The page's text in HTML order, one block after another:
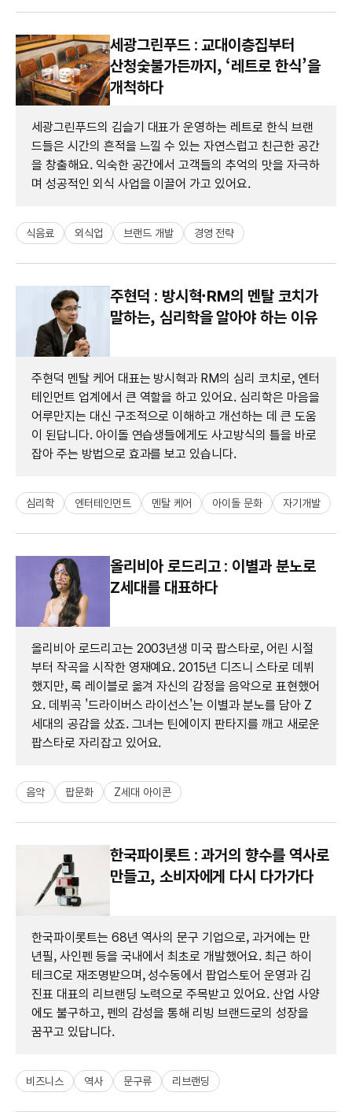
세광그린푸드 : 교대이층집부터
산청숯불가든까지, ‘레트로 한식’을
개척하다
세광그린푸드의 김슬기 대표가 운영하는 레트로 한식 브랜
드들은 시간의 흔적을 느낄 수 있는 자연스럽고 친근한 공간
을 창출해요. 익숙한 공간에서 고객들의 추억의 맛을 자극하
며 성공적인 외식 사업을 이끌어 가고 있어요.
식음료 외식업 브랜드 개발 경영 전략
주현덕 : 방시혁·RM의 멘탈 코치가
말하는, 심리학을 알아야 하는 이유
주현덕 멘탈 케어 대표는 방시혁과 RM의 심리 코치로, 엔터
테인먼트 업계에서 큰 역할을 하고 있어요. 심리학은 마음을
어루만지는 대신 구조적으로 이해하고 개선하는 데 큰 도움
이 된답니다. 아이돌 연습생들에게도 사고방식의 틀을 바로
잡아 주는 방법으로 효과를 보고 있습니다.
심리학 엔터테인먼트 멘탈 케어 아이돌 문화 자기개발
올리비아 로드리고 : 이별과 분노로
Z세대를 대표하다
올리비아 로드리고는 2003년생 미국 팝스타로, 어린 시절
부터 작곡을 시작한 영재예요. 2015년 디즈니 스타로 데뷔
했지만, 록 레이블로 옮겨 자신의 감정을 음악으로 표현했어
요. 데뷔곡 '드라이버스 라이선스'는 이별과 분노를 담아 Z
세대의 공감을 샀죠. 그녀는 틴에이지 판타지를 깨고 새로운
팝스타로 자리잡고 있어요.
음악 팝문화 Z세대 아이콘
한국파이롯트 : 과거의 향수를 역사로
만들고, 소비자에게 다시 다가가다
한국파이롯트는 68년 역사의 문구 기업으로, 과거에는 만
년필, 사인펜 등을 국내에서 최초로 개발했어요. 최근 하이
테크C로 재조명받으며, 성수동에서 팝업스토어 운영과 김
진표 대표의 리브랜딩 노력으로 주목받고 있어요. 산업 사양
에도 불구하고, 펜의 감성을 통해 리빙 브랜드로의 성장을
꿈꾸고 있답니다.
비즈니스 역사 문구류 리브랜딩